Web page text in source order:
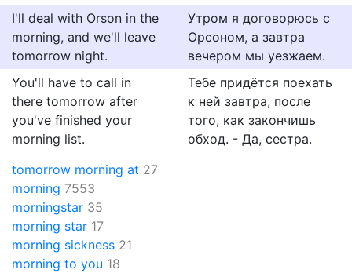
I'll deal with Orson in the
morning, and we'll leave
tomorrow night.
Утром я договорюсь с
Орсоном, а завтра
вечером мы уезжаем.
You'll have to call in
there tomorrow after
you've finished your
morning list.
Тебе придётся поехать
к ней завтра, после
того, как закончишь
обход. - Да, сестра.
tomorrow morning at 27
morning 7553
morningstar 35
morning star 17
morning sickness 21
morning to you 18